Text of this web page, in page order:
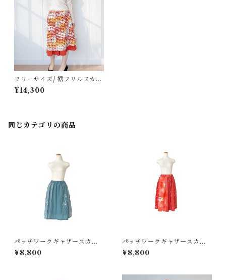
フリーサイズ/ 裾フリルスカー
ト[赤茶色グラデーション升目
模様]
¥14,300
同じカテゴリの商品
パッチワークギャザースカー
ト[絽新橋色]
¥8,800
パッチワークギャザースカー
ト[赤系艶やかセレクト]
¥8,800